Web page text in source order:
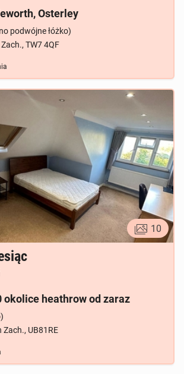
Osterley
podwójne łóżko)
TW7 4QF
10
okolice heathrow od zaraz
UB81RE